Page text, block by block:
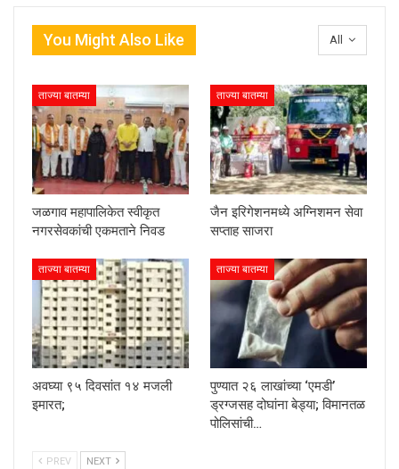
All
You Might Also Like
ताज्या बातम्या
जळगाव महापालिकेत स्वीकृत
नगरसेवकांची एकमताने निवड
ताज्या बातम्या
जैन इरिगेशनमध्ये अग्निशमन सेवा
सप्ताह साजरा
ताज्या बातम्या
अवघ्या ९५ दिवसांत १४ मजली
इमारत;
ताज्या बातम्या
पुण्यात २६ लाखांच्या ‘एमडी’
ड्रग्जसह दोघांना बेड्या; विमानतळ
पोलिसांची…
PREV NEXT